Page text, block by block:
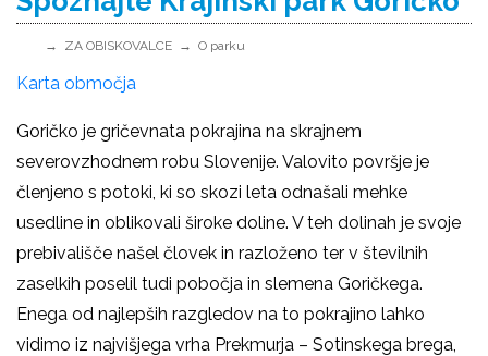
ZA OBISKOVALCE O parku
Karta območja
Goričko je gričevnata pokrajina na skrajnem
severovzhodnem robu Slovenije. Valovito površje je
členjeno s potoki, ki so skozi leta odnašali mehke
usedline in oblikovali široke doline. V teh dolinah je svoje
prebivališče našel človek in razloženo ter v številnih
zaselkih poselil tudi pobočja in slemena Goričkega.
Enega od najlepših razgledov na to pokrajino lahko
vidimo iz najvišjega vrha Prekmurja – Sotinskega brega,